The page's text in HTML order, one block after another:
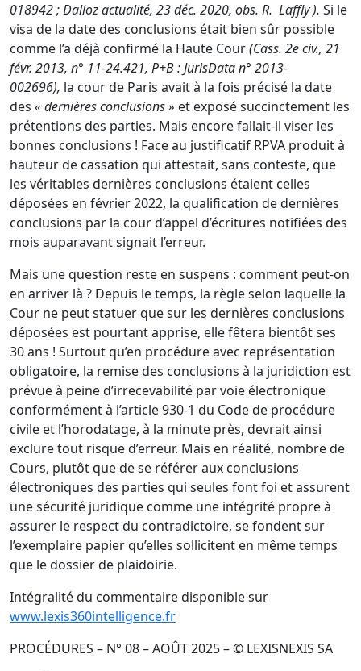
018942; Dalloz actualité, 23 déc. 2020, obs. R. Laffly). Si le
visa de la date des conclusions était bien sûr possible
comme l’a déjà confirmé la Haute Cour(Cass. 2e civ., 21
févr. 2013, n° 11-24.421, P+B :JurisData n° 2013-
002696), la cour de Paris avait à la fois précisé la date
des « dernières conclusions » et exposé succinctement les
prétentions des parties. Mais encore fallait-il viser les
bonnes conclusions ! Face au justificatif RPVA produit à
hauteur de cassation qui attestait, sans conteste, que
les véritables dernières conclusions étaient celles
déposées en février 2022, la qualification de dernières
conclusions par la cour d’appel d’écritures notifiées des
mois auparavant signait l’erreur.
Mais une question reste en suspens : comment peut-on
en arriver là ? Depuis le temps, la règle selon laquelle la
Cour ne peut statuer que sur les dernières conclusions
déposées est pourtant apprise, elle fêtera bientôt ses
30 ans ! Surtout qu’en procédure avec représentation
obligatoire, la remise des conclusions à la juridiction est
prévue à peine d’irrecevabilité par voie électronique
conformément à l’article 930-1 du Code de procédure
civile et l’horodatage, à la minute près, devrait ainsi
exclure tout risque d’erreur. Mais en réalité, nombre de
Cours, plutôt que de se référer aux conclusions
électroniques des parties qui seules font foi et assurent
une sécurité juridique comme une intégrité propre à
assurer le respect du contradictoire, se fondent sur
l’exemplaire papier qu’elles sollicitent en même temps
que le dossier de plaidoirie.
Intégralité du commentaire disponible sur
www.lexis360intelligence.fr
PROCÉDURES – N° 08 – AOÛT 2025 – © LEXISNEXIS SA